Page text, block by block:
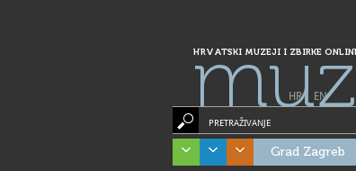
HRVATSKI MUZEJI I ZBIRKE
muz
HR| EN
PRETRAŽIVANJE
Grad Zagreb